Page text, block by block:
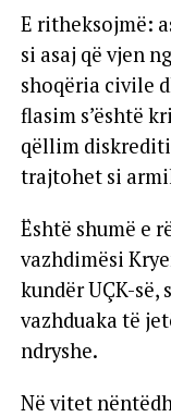
E ritheksojmë:
si asaj që vjen
shoqëria civile
flasim s’është
qëllim
trajtohet si
Është shumë e
vazhdimësi
kundër UÇK-së,
vazhduaka të
ndryshe.
Në vitet